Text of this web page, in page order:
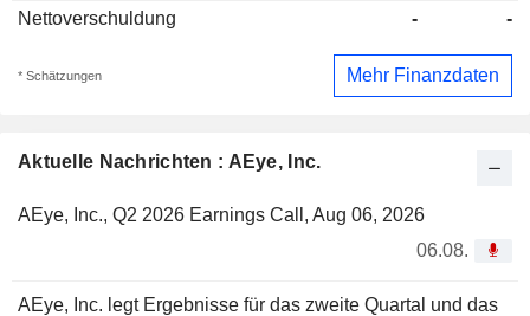
Aktuelle Nachrichten : AEye, Inc.
AEye, Inc., Q2 2026 Earnings Call, Aug 06, 2026
06.08.
AEye, Inc. legt Ergebnisse für das zweite Quartal und das
Nettoverschuldung
- -
* Schätzungen Mehr Finanzdaten